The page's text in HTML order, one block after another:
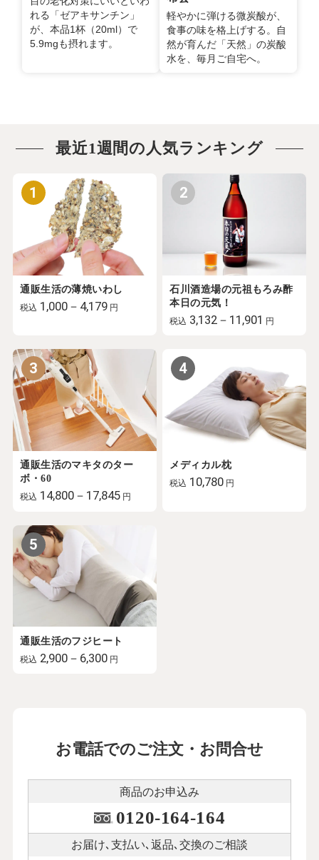
れる「ゼアキサンチン」
が、本品1杯（20ml）で
5.9mgも摂れます。
軽やかに弾ける微炭酸が、
食事の味を格上げする。自
然が育んだ「天然」の炭酸
水を、毎月ご自宅へ。
最近1週間の人気ランキング
通販生活の薄焼いわし
税込 1,000－4,179 円
1
石川酒造場の元祖もろみ酢
本日の元気！
税込 3,132－11,901 円
2
通販生活のマキタのター
ボ・60
税込 14,800－17,845 円
3
メディカル枕
税込 10,780 円
4
通販生活のフジヒート
税込 2,900－6,300 円
5
お電話でのご注文・お問合せ
商品のお申込み
0120-164-164
お届け､支払い､ 返品､交換のご相談